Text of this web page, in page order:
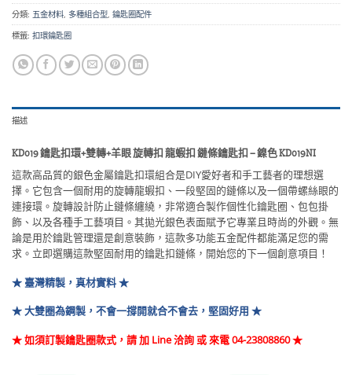
分類: 五金材料, 多種組合型, 鑰匙圈配件
標籤: 扣環鑰匙圈
描述
KD019 鑰匙扣環+雙轉+羊眼 旋轉扣 龍蝦扣 鏈條鑰匙扣 – 鎳色 KD019NI
這款高品質的銀色金屬鑰匙扣環組合是DIY愛好者和手工藝者的理想選
擇。它包含一個耐用的旋轉龍蝦扣、一段堅固的鏈條以及一個帶螺絲眼的
連接環。旋轉設計防止鏈條纏繞，非常適合製作個性化鑰匙圈、包包掛
飾、以及各種手工藝項目。其拋光銀色表面賦予它專業且時尚的外觀。無
論是用於鑰匙管理還是創意裝飾，這款多功能五金配件都能滿足您的需
求。立即選購這款堅固耐用的鑰匙扣鏈條，開始您的下一個創意項目！
★ 臺灣精製，真材實料 ★
★ 大雙圈為鋼製，不會一撐開就合不會去，堅固好用 ★
★ 如須訂製鑰匙圈款式，請 加 Line 洽詢 或 來電 04-23808860★